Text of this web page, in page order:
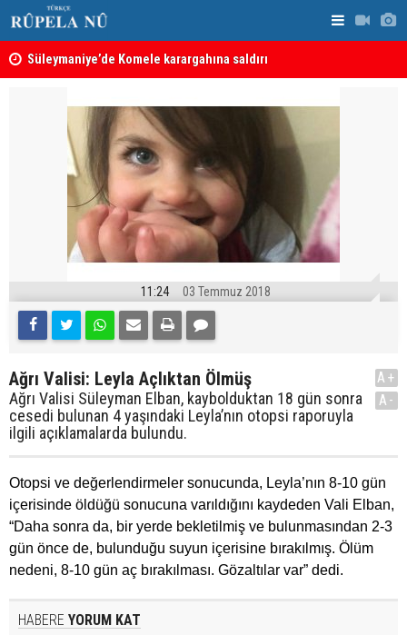
Süleymaniye’de Komele karargahına saldırı
11:24 03 Temmuz 2018
Ağrı Valisi: Leyla Açlıktan Ölmüş
Ağrı Valisi Süleyman Elban, kaybolduktan 18 gün sonra
cesedi bulunan 4 yaşındaki Leyla’nın otopsi raporuyla
ilgili açıklamalarda bulundu.
A+
A-
Otopsi ve değerlendirmeler sonucunda, Leyla’nın 8-10 gün
içerisinde öldüğü sonucuna varıldığını kaydeden Vali Elban,
“Daha sonra da, bir yerde bekletilmiş ve bulunmasından 2-3
gün önce de, bulunduğu suyun içerisine bırakılmış. Ölüm
nedeni, 8-10 gün aç bırakılması. Gözaltılar var” dedi.
HABERE YORUM KAT